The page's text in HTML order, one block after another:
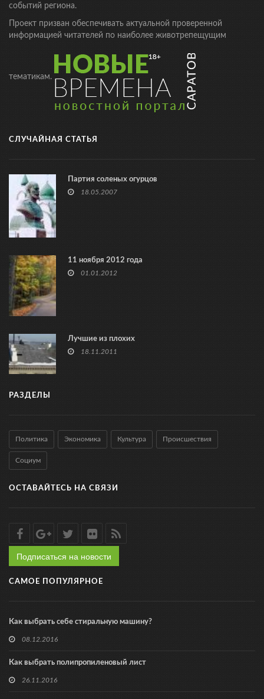
событий региона.
Проект призван обеспечивать актуальной проверенной
информацией читателей по наиболее животрепещущим
тематикам.
СЛУЧАЙНАЯ СТАТЬЯ
Партия соленых огурцов
18.05.2007
11 ноября 2012 года
01.01.2012
Лучшие из плохих
18.11.2011
РАЗДЕЛЫ
Политика Экономика Культура Происшествия
Социум
ОСТАВАЙТЕСЬ НА СВЯЗИ
Подписаться на новости
САМОЕ ПОПУЛЯРНОЕ
Как выбрать себе стиральную машину?
08.12.2016
Как выбрать полипропиленовый лист
26.11.2016